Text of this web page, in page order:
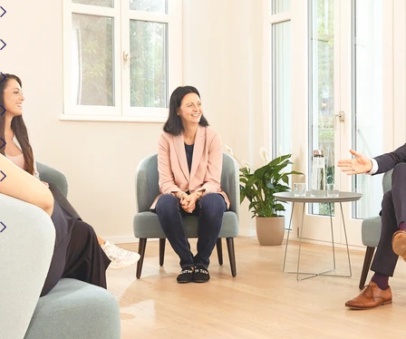
Soziale Angst und spezifische Phobien
Persönlichkeitsstörungen
Sek. Abhängigkeitserkrankungen
Belastungs- und Traumafolgestörungen
ADHS im Erwachsenenalter
Zwangsstörung mit Zwangshandlungen und
Zwangsgedanken
Somatisierungsstörung